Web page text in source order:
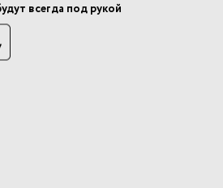
всегда под рукой